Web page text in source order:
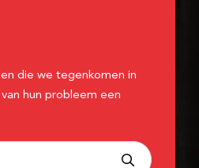
die we tegenkomen in
hun probleem een